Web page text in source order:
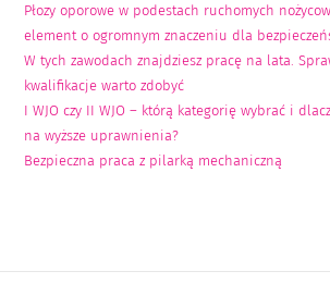
Płozy oporowe w podestach ruchomych
element o ogromnym znaczeniu dla
W tych zawodach znajdziesz pracę na lata.
kwalifikacje warto zdobyć
I WJO czy II WJO – którą kategorię wybrać i
na wyższe uprawnienia?
Bezpieczna praca z pilarką mechaniczną